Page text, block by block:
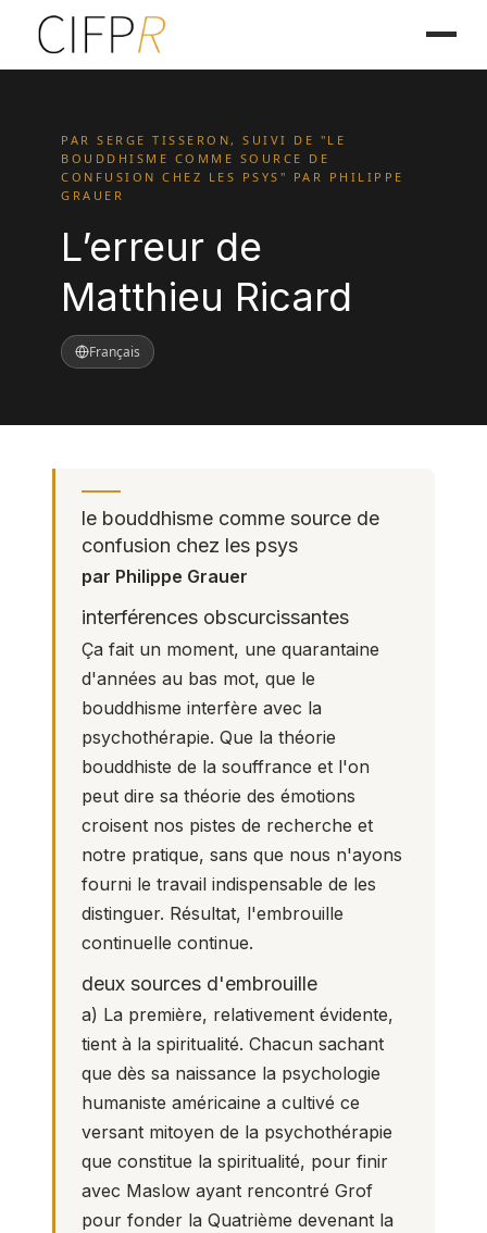
PAR SERGE TISSERON, SUIVI DE "LE
BOUDDHISME COMME SOURCE DE
CONFUSION CHEZ LES PSYS" PAR PHILIPPE
GRAUER
L’erreur de
Matthieu Ricard
Français
le bouddhisme comme source de
confusion chez les psys
par Philippe Grauer
interférences obscurcissantes
Ça fait un moment, une quarantaine
d'années au bas mot, que le
bouddhisme interfère avec la
psychothérapie. Que la théorie
bouddhiste de la souffrance et l'on
peut dire sa théorie des émotions
croisent nos pistes de recherche et
notre pratique, sans que nous n'ayons
fourni le travail indispensable de les
distinguer. Résultat, l'embrouille
continuelle continue.
deux sources d'embrouille
a) La première, relativement évidente,
tient à la spiritualité. Chacun sachant
que dès sa naissance la psychologie
humaniste américaine a cultivé ce
versant mitoyen de la psychothérapie
que constitue la spiritualité, pour finir
avec Maslow ayant rencontré Grof
pour fonder la Quatrième devenant la